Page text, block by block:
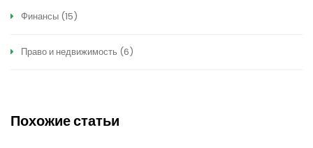
Финансы (15)
Право и недвижимость (6)
Похожие статьи